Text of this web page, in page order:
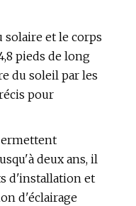
solaire et le corps
pieds de long
du soleil par les
pour
deux ans, il
d'installation et
d'éclairage